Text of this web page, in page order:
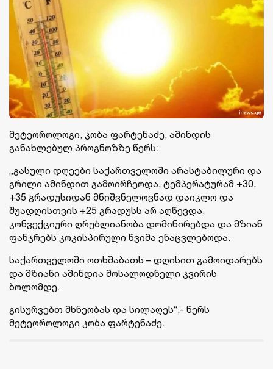
მეტეოროლოგი, კობა ფარტენაძე, ამინდის
განახლებულ პროგნოზზე წერს:
„გასული დღეები საქართველოში არასტაბილური და
გრილი ამინდით გამოირჩეოდა, ტემპერატურამ +30,
+35 გრადუსიდან მნიშვნელოვნად დაიკლო და
შუადღისთვის +25 გრადუსს არ აღწევდა,
კონვექციური ღრუბლიანობა დომინირებდა და მზიან
ფანჯრებს კოკისპირული წვიმა ენაცვლებოდა.
საქართველოში ოთხშაბათს – დღისით გამოიდარებს
და მზიანი ამინდია მოსალოდნელი კვირის
ბოლომდე.
გისურვებთ მხნეობას და სილაღეს“,- წერს
მეტეოროლოგი კობა ფარტენაძე.